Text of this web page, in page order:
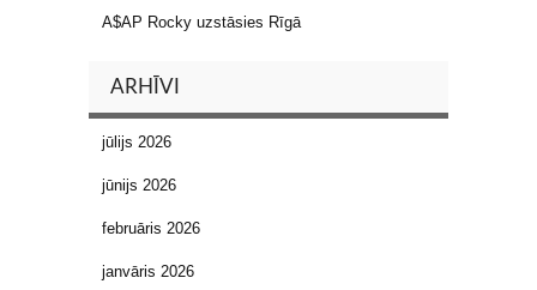
A$AP Rocky uzstāsies Rīgā
ARHĪVI
jūlijs 2026
jūnijs 2026
februāris 2026
janvāris 2026